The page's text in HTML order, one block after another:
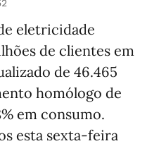
eletricidade
de clientes em
de 46.465
homólogo de
em consumo.
esta sexta-feira